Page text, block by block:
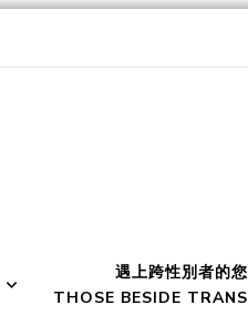
遇上跨性別者的您
THOSE BESIDE TRANS